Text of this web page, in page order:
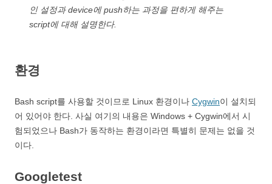
인 설정과 device에 push하는 과정을 편하게 해주는
script에 대해 설명한다.
환경
Bash script를 사용할 것이므로 Linux 환경이나 Cygwin이 설치되
어 있어야 한다. 사실 여기의 내용은 Windows + Cygwin에서 시
험되었으나 Bash가 동작하는 환경이라면 특별히 문제는 없을 것
이다.
Googletest